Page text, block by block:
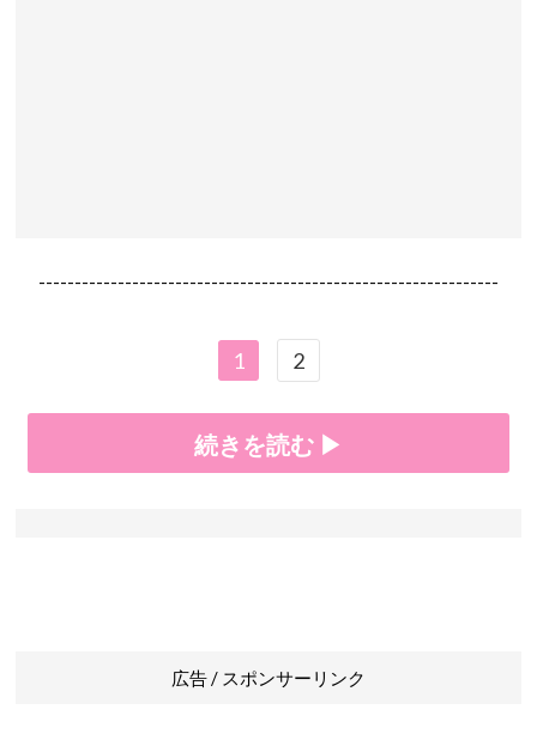
----------------------------------------------------------------
1 2
続きを読む ▶
広告 / スポンサーリンク